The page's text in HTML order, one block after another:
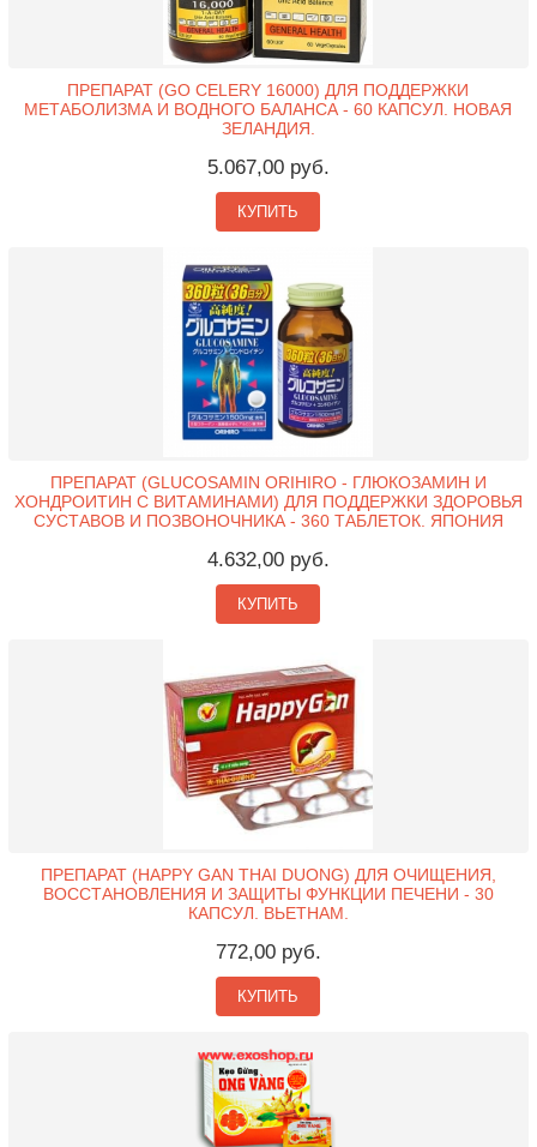
ПРЕПАРАТ (GO CELERY 16000) ДЛЯ ПОДДЕРЖКИ
МЕТАБОЛИЗМА И ВОДНОГО БАЛАНСА - 60 КАПСУЛ. НОВАЯ
ЗЕЛАНДИЯ.
5.067,00 руб.
КУПИТЬ
ПРЕПАРАТ (GLUCOSAMIN ORIHIRO - ГЛЮКОЗАМИН И
ХОНДРОИТИН С ВИТАМИНАМИ) ДЛЯ ПОДДЕРЖКИ ЗДОРОВЬЯ
СУСТАВОВ И ПОЗВОНОЧНИКА - 360 ТАБЛЕТОК. ЯПОНИЯ
4.632,00 руб.
КУПИТЬ
ПРЕПАРАТ (HAPPY GAN THAI DUONG) ДЛЯ ОЧИЩЕНИЯ,
ВОССТАНОВЛЕНИЯ И ЗАЩИТЫ ФУНКЦИИ ПЕЧЕНИ - 30
КАПСУЛ. ВЬЕТНАМ.
772,00 руб.
КУПИТЬ